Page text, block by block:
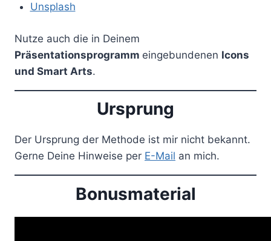
Unsplash
Nutze auch die in Deinem
Präsentationsprogramm eingebundenen Icons
und Smart Arts.
Ursprung
Der Ursprung der Methode ist mir nicht bekannt.
Gerne Deine Hinweise per E-Mail an mich.
Bonusmaterial